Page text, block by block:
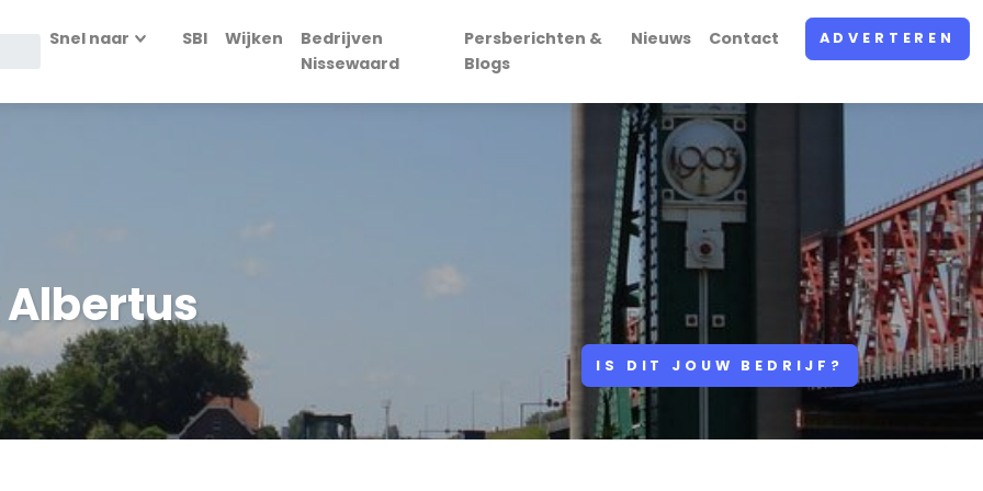
Snel naar SBI Wijken
Bedrijven
Nissewaard
Persberichten &
Blogs
Nieuws Contact ADVERTEREN
Albertus
IS DIT JOUW BEDRIJF?